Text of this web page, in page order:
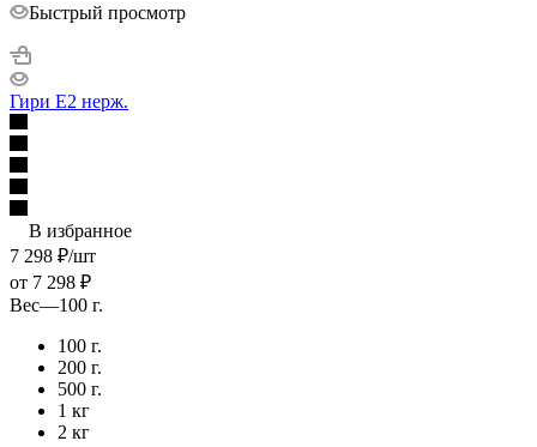
Быстрый просмотр
Гири E2 нерж.
В избранное
7 298 ₽/шт
от 7 298 ₽
Вес—100 г.
100 г.
200 г.
500 г.
1 кг
2 кг